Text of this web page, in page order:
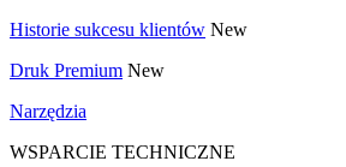
Historie sukcesu klientów New
Druk Premium New
Narzędzia
WSPARCIE TECHNICZNE